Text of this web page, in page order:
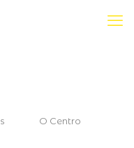
O Centro